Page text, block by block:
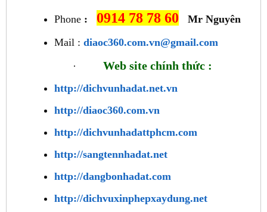
Phone : 0914 78 78 60
Mr Nguyên
Mail : diaoc360.com.vn@gmail.com
·
Web site chính thức :
http://dichvunhadat.net.vn
http://diaoc360.com.vn
http://dichvunhadattphcm.com
http://sangtennhadat.net
http://dangbonhadat.com
http://dichvuxinphepxaydung.net